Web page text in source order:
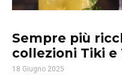
Sempre più
collezioni Tiki e
18 Giugno 2025